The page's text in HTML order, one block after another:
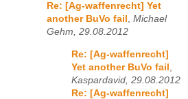
Re: [Ag-waffenrecht] Yet
another BuVo fail , Michael
Gehm, 29.08.2012
Re: [Ag-waffenrecht]
Yet another BuVo fail
Kaspardavid, 29.08.2012
Re: [Ag-waffenrecht]